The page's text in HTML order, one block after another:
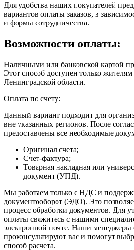
Для удобства наших покупателей
вариантов оплаты заказов, в
и формы сотрудничества.
Возможности оплаты:
Наличными или банковской картой
Этот способ доступен только
Ленинградской области.
Оплата по счету:
Данный вариант подходит для
вне указанных регионов. После
предоставлены все необходимые
Оригинал счета;
Счет-фактура;
Товарная накладная или
документ (УПД).
Мы работаем только с НДС и
документооборот (ЭДО). Это
процесс обработки документов. Для
оплаты свяжитесь с нашими
электронной почте. Наши менеджеры
проконсультируют вас и помогут
способ расчета.